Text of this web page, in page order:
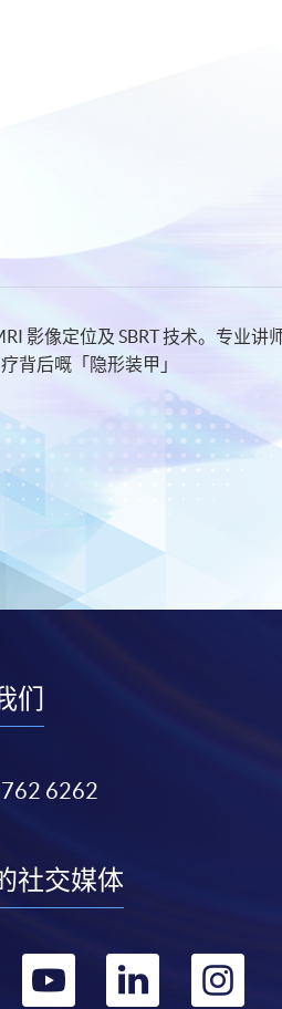
影像定位及 SBRT 技术。专业讲
背后嘅「隐形装甲」
们
6262
社交媒体
转 转 转